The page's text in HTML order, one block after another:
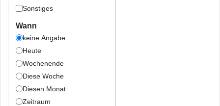
Sonstiges
Wann
keine Angabe
Heute
Wochenende
Diese Woche
Diesen Monat
Zeitraum